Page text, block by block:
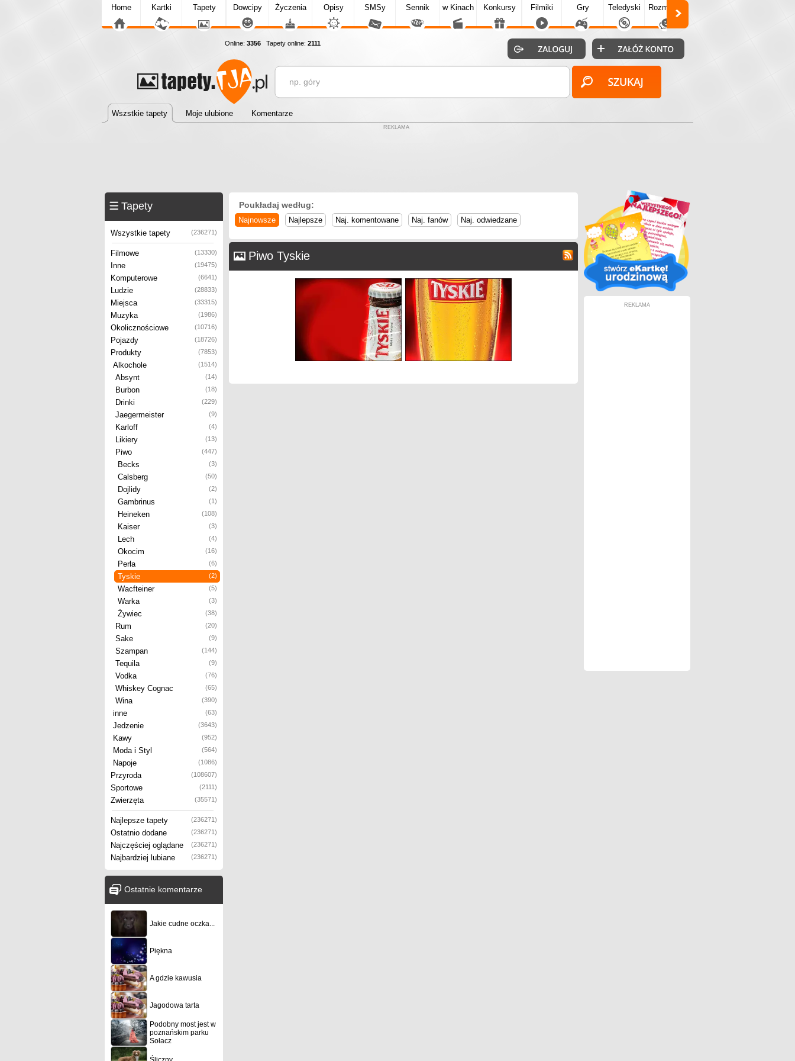
Home Kartki Tapety Dowcipy Życzenia Opisy SMSy Sennik w Kinach Konkursy Filmiki Gry Teledyski Rozmówki
Online: 3356 Tapety online: 2111
Wszstkie tapety Moje ulubione Komentarze
REKLAMA
Tapety
Wszystkie tapety (236271)
Filmowe (13330)
Inne (19475)
Komputerowe (6641)
Ludzie (28833)
Miejsca (33315)
Muzyka (1986)
Okolicznościowe (10716)
Pojazdy (18726)
Produkty (7853)
Alkochole (1514)
Absynt (14)
Burbon (18)
Drinki (229)
Jaegermeister (9)
Karloff (4)
Likiery (13)
Piwo (447)
Becks (3)
Calsberg (50)
Dojlidy (2)
Gambrinus (1)
Heineken (108)
Kaiser (3)
Lech (4)
Okocim (16)
Perła (6)
Tyskie (2)
Wacfteiner (5)
Warka (3)
Żywiec (38)
Rum (20)
Sake (9)
Szampan (144)
Tequila (9)
Vodka (76)
Whiskey Cognac (65)
Wina (390)
inne (63)
Jedzenie (3643)
Kawy (952)
Moda i Styl (564)
Napoje (1086)
Przyroda (108607)
Sportowe (2111)
Zwierzęta (35571)
Najlepsze tapety (236271)
Ostatnio dodane (236271)
Najczęściej oglądane (236271)
Najbardziej lubiane (236271)
Ostatnie komentarze
Jakie cudne oczka...
Piękna
A gdzie kawusia
Jagodowa tarta
Podobny most jest w
poznańskim parku
Sołacz
Poukładaj według:
Najnowsze Najlepsze Naj. komentowane Naj. fanów Naj. odwiedzane
Piwo Tyskie
REKLAMA